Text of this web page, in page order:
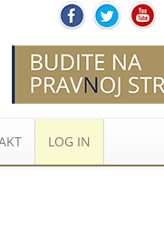
LOG IN